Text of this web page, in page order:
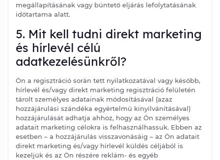
megállapításának vagy büntető eljárás lefolytatásának
időtartama alatt.
5. Mit kell tudni direkt marketing
és hírlevél célú
adatkezelésünkről?
Ön a regisztráció során tett nyilatkozatával vagy később,
hírlevél és/vagy direkt marketing regisztráció felületén
tárolt személyes adatainak módosításával (azaz
hozzájárulási szándéka egyértelmű kinyilvánításával)
hozzájárulását adhatja ahhoz, hogy az Ön személyes
adatait marketing célokra is felhasználhassuk. Ebben az
esetben – a hozzájárulás visszavonásáig – az Ön adatait
direkt marketing és/vagy hírlevél küldés céljából is
kezeljük és az Ön részére reklám- és egyéb